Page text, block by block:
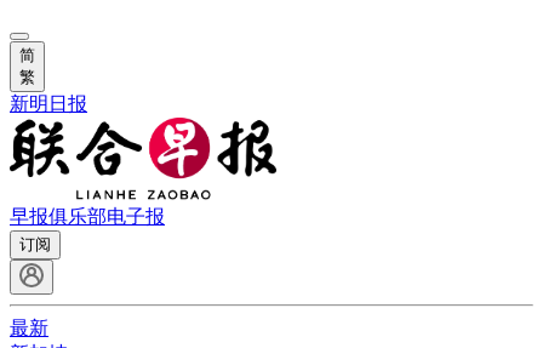
简
繁
新明日报
早报俱乐部电子报
订阅
最新